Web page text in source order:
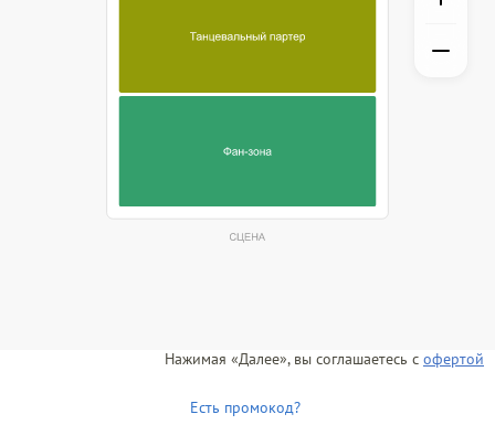
Нажимая «Далее», вы соглашаетесь с офертой
Есть промокод?